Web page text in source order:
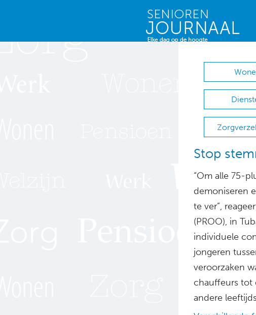
Stop
“Om alle 75-
demoniseren
te ver”,
(PROO), in
individuele
jongeren
veroorzaken
chauffeurs tot
andere